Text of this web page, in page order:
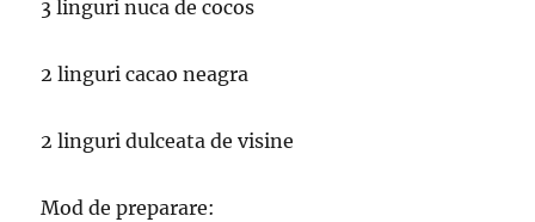
3 linguri nuca de cocos
2 linguri cacao neagra
2 linguri dulceata de visine
Mod de preparare: